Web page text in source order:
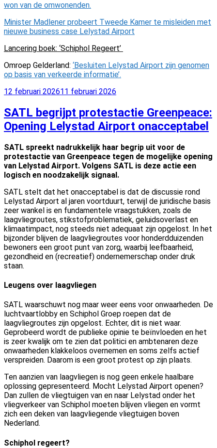
won van de omwonenden.
Minister Madlener probeert Tweede Kamer te misleiden met
nieuwe business case Lelystad Airport
Lancering boek: ‘Schiphol Regeert’
Omroep Gelderland: ‘Besluiten Lelystad Airport zijn genomen
op basis van verkeerde informatie’.
Geplaatst
12 februari 202611 februari 2026
SATL begrijpt protestactie Greenpeace:
Opening Lelystad Airport onacceptabel
SATL spreekt nadrukkelijk haar begrip uit voor de
protestactie van Greenpeace tegen de mogelijke opening
van Lelystad Airport. Volgens SATL is deze actie een
logisch en noodzakelijk signaal.
SATL stelt dat het onacceptabel is dat de discussie rond
Lelystad Airport al jaren voortduurt, terwijl de juridische basis
zeer wankel is en fundamentele vraagstukken, zoals de
laagvliegroutes, stikstofproblematiek, geluidsoverlast en
klimaatimpact, nog steeds niet adequaat zijn opgelost. In het
bijzonder blijven de laagvliegroutes voor honderdduizenden
bewoners een groot punt van zorg, waarbij leefbaarheid,
gezondheid en (recreatief) ondernemerschap onder druk
staan.
Leugens over laagvliegen
SATL waarschuwt nog maar weer eens voor onwaarheden. De
luchtvaartlobby en Schiphol Groep roepen dat de
laagvliegroutes zijn opgelost. Echter, dit is niet waar.
Geprobeerd wordt de publieke opinie te beïnvloeden en het
is zeer kwalijk om te zien dat politici en ambtenaren deze
onwaarheden klakkeloos overnemen en soms zelfs actief
verspreiden. Daarom is een groot protest op zijn plaats.
Ten aanzien van laagvliegen is nog geen enkele haalbare
oplossing gepresenteerd. Mocht Lelystad Airport openen?
Dan zullen de vliegtuigen van en naar Lelystad onder het
vliegverkeer van Schiphol moeten blijven vliegen en vormt
zich een deken van laagvliegende vliegtuigen boven
Nederland.
Schiphol regeert?